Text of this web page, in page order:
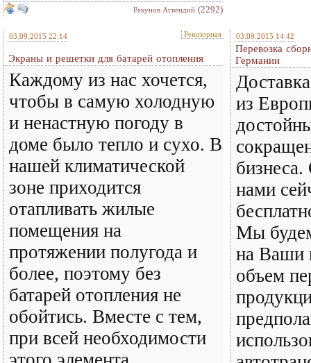
Рекунов Агвендий (2292)
03.09.2015 22:14 Ревизорная
Экраны и решетки для батарей отопления
Каждому из нас хочется,
чтобы в самую холодную
и ненастную погоду в
доме было тепло и сухо. В
нашей климатической
зоне приходится
отапливать жилые
помещения на
протяжении полугода и
более, поэтому без
батарей отопления не
обойтись. Вместе с тем,
при всей необходимости
03.09.2015 14:42
Перевозка
Германии
из
нами
Мы
на Ваши
объем